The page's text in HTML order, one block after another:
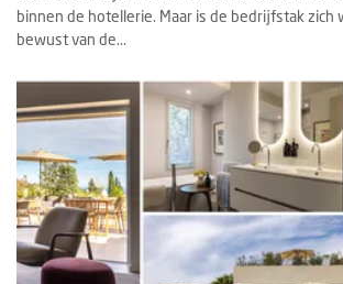
binnen de hotellerie. Maar is de bedrijfstak zich
bewust van de...